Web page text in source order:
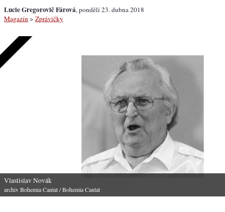
Lucie Gregorovič Fárová, pondělí 23. dubna 2018
Magazín > Zprávičky
Vlastislav Novák
archiv Bohemia Cantat/ Bohemia Cantat